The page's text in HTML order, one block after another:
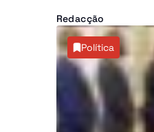
Investigação
esta sexta-feira,
cidadãos
envolvimento no
uma alegada
tráfico de
ligações ao Brasil.
Redacção
Política